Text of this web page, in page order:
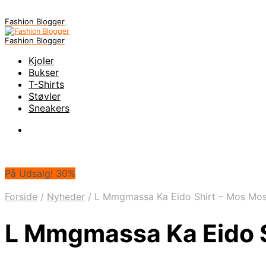
Fashion Blogger
Fashion Blogger
Kjoler
Bukser
T-Shirts
Støvler
Sneakers
På Udsalg! 30%
Forside / Nyheder / L Mmgmassa Ka Eido Shirt – Mos
L Mmgmassa Ka